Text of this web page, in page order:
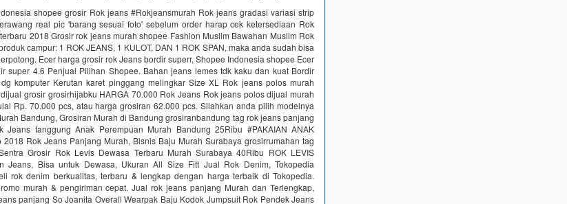
shopee grosir Rok jeans #Rokjeansmurah Rok jeans gradasi variasi strip
real pic 'barang sesuai foto' sebelum order harap cek ketersediaan Rok
2018 Grosir rok jeans murah shopee Fashion Muslim Bawahan Muslim Rok
campur: 1 ROK JEANS, 1 KULOT, DAN 1 ROK SPAN, maka anda sudah bisa
Ecer harga grosir rok Jeans bordir superr, Shopee Indonesia shopee Ecer
super 4.6 Penjual Pilihan Shopee. Bahan jeans lemes tdk kaku dan kuat Bordir
komputer Kerutan karet pinggang melingkar Size XL Rok jeans polos murah
grosir grosirhijabku HARGA 70.000 Rok Jeans Rok jeans polos dijual murah
Rp. 70.000 pcs, atau harga grosiran 62.000 pcs. Silahkan anda pilih modelnya
Bandung, Grosiran Murah di Bandung grosiranbandung tag rok jeans panjang
Jeans tanggung Anak Perempuan Murah Bandung 25Ribu #PAKAIAN ANAK
Rok Jeans Panjang Murah, Bisnis Baju Murah Surabaya grosirrumahan tag
Grosir Rok Levis Dewasa Terbaru Murah Surabaya 40Ribu ROK LEVIS
Jeans, Bisa untuk Dewasa, Ukuran All Size Fitt Jual Rok Denim, Tokopedia
rok denim berkualitas, terbaru & lengkap dengan harga terbaik di Tokopedia.
murah & pengiriman cepat. Jual rok jeans panjang Murah dan Terlengkap,
panjang So Joanita Overall Wearpak Baju Kodok Jumpsuit Rok Pendek Jeans